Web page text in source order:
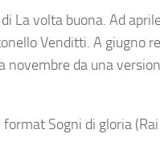
La volta buona. Ad
Venditti. A giugno
da una
Sogni di gloria (Rai